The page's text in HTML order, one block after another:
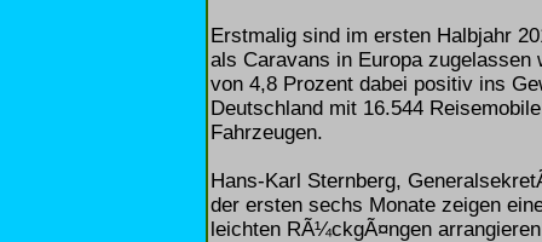
Erstmalig sind im ersten Halbjahr
als Caravans in Europa zugelassen
von 4,8 Prozent dabei positiv ins
Deutschland mit 16.544
Fahrzeugen.
Hans-Karl Sternberg,
der ersten sechs Monate zeigen
leichten RÃ¼ckgÃ¤ngen